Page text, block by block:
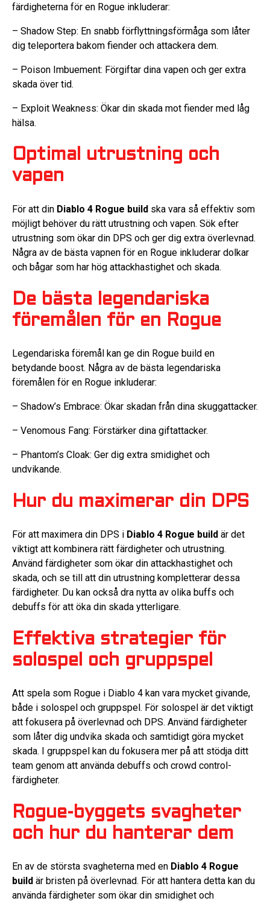
färdigheterna för en Rogue inkluderar:
– Shadow Step: En snabb förflyttningsförmåga som låter
dig teleportera bakom fiender och attackera dem.
– Poison Imbuement: Förgiftar dina vapen och ger extra
skada över tid.
– Exploit Weakness: Ökar din skada mot fiender med låg
hälsa.
Optimal utrustning och
vapen
För att din Diablo 4 Rogue build ska vara så effektiv som
möjligt behöver du rätt utrustning och vapen. Sök efter
utrustning som ökar din DPS och ger dig extra överlevnad.
Några av de bästa vapnen för en Rogue inkluderar dolkar
och bågar som har hög attackhastighet och skada.
De bästa legendariska
föremålen för en Rogue
Legendariska föremål kan ge din Rogue build en
betydande boost. Några av de bästa legendariska
föremålen för en Rogue inkluderar:
– Shadow’s Embrace: Ökar skadan från dina skuggattacker.
– Venomous Fang: Förstärker dina giftattacker.
– Phantom’s Cloak: Ger dig extra smidighet och
undvikande.
Hur du maximerar din DPS
För att maximera din DPS i Diablo 4 Rogue build är det
viktigt att kombinera rätt färdigheter och utrustning.
Använd färdigheter som ökar din attackhastighet och
skada, och se till att din utrustning kompletterar dessa
färdigheter. Du kan också dra nytta av olika buffs och
debuffs för att öka din skada ytterligare.
Effektiva strategier för
solospel och gruppspel
Att spela som Rogue i Diablo 4 kan vara mycket givande,
både i solospel och gruppspel. För solospel är det viktigt
att fokusera på överlevnad och DPS. Använd färdigheter
som låter dig undvika skada och samtidigt göra mycket
skada. I gruppspel kan du fokusera mer på att stödja ditt
team genom att använda debuffs och crowd control-
färdigheter.
Rogue-byggets svagheter
och hur du hanterar dem
En av de största svagheterna med en Diablo 4 Rogue
build är bristen på överlevnad. För att hantera detta kan du
använda färdigheter som ökar din smidighet och